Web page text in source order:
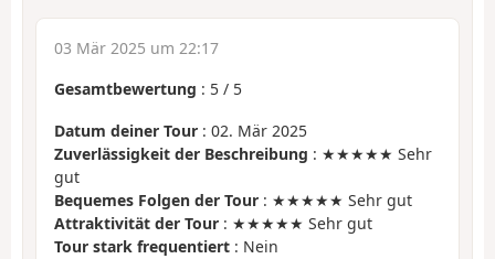
03 Mär 2025 um 22:17
Gesamtbewertung : 5 / 5
Datum deiner Tour : 02. Mär 2025
Zuverlässigkeit der Beschreibung : ★★★★★ Sehr
gut
Bequemes Folgen der Tour : ★★★★★ Sehr gut
Attraktivität der Tour : ★★★★★ Sehr gut
Tour stark frequentiert : Nein